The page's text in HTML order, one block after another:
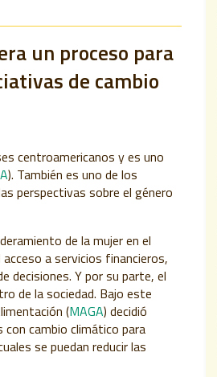
un proceso para
de cambio
centroamericanos y es uno
). También es uno de los
perspectivas sobre el género
de la mujer en el
a servicios financieros,
decisiones. Y por su parte, el
de la sociedad. Bajo este
(MAGA) decidió
con cambio climático para
se puedan reducir las